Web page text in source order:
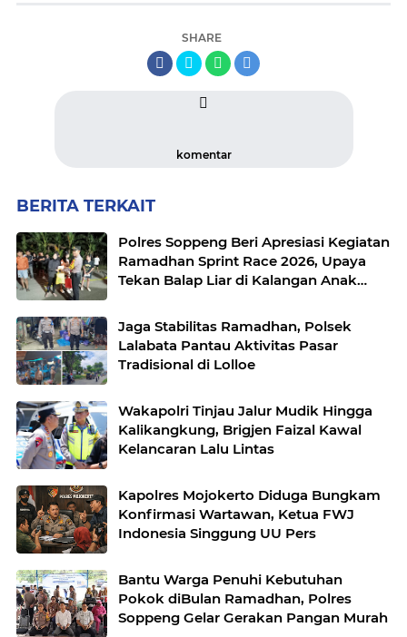
SHARE
komentar
BERITA TERKAIT
Polres Soppeng Beri Apresiasi Kegiatan
Ramadhan Sprint Race 2026, Upaya
Tekan Balap Liar di Kalangan Anak
Jaga Stabilitas Ramadhan, Polsek
Lalabata Pantau Aktivitas Pasar
Tradisional di Lolloe
Wakapolri Tinjau Jalur Mudik Hingga
Kalikangkung, Brigjen Faizal Kawal
Kelancaran Lalu Lintas
Kapolres Mojokerto Diduga Bungkam
Konfirmasi Wartawan, Ketua FWJ
Indonesia Singgung UU Pers
Bantu Warga Penuhi Kebutuhan
Pokok diBulan Ramadhan, Polres
Soppeng Gelar Gerakan Pangan Murah